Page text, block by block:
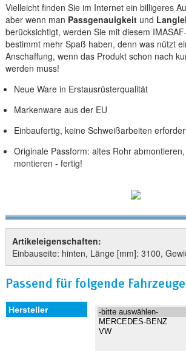
Vielleicht finden Sie im Internet ein billigeres
aber wenn man Passgenauigkeit und
berücksichtigt, werden Sie mit diesem
bestimmt mehr Spaß haben, denn was nützt
Anschaffung, wenn das Produkt schon nach
werden muss!
Neue Ware in Erstausrüsterqualität
Markenware aus der EU
Einbaufertig, keine Schweißarbeiten
Originale Passform: altes Rohr
montieren - fertig!
Artikeleigenschaften:
Einbauseite: hinten, Länge [mm]: 3100,
Passend für folgende